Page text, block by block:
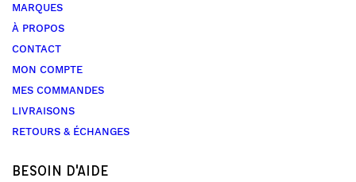
MARQUES
À PROPOS
CONTACT
MON COMPTE
MES COMMANDES
LIVRAISONS
RETOURS & ÉCHANGES
BESOIN D'AIDE